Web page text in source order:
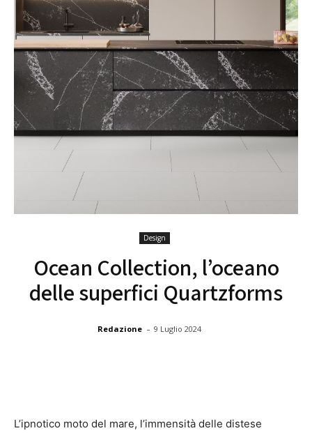
Design
Ocean Collection, l’oceano
delle superfici Quartzforms
Redazione - 9 Luglio 2024
L’ipnotico moto del mare, l’immensità delle distese